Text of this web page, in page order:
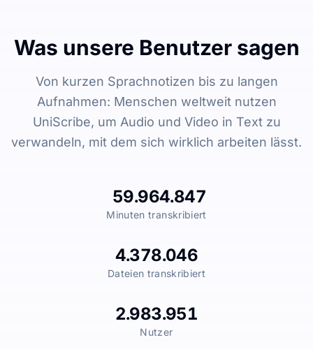
Was unsere Benutzer sagen
Von kurzen Sprachnotizen bis zu langen
Aufnahmen: Menschen weltweit nutzen
UniScribe, um Audio und Video in Text zu
verwandeln, mit dem sich wirklich arbeiten lässt.
59.964.847
Minuten transkribiert
4.378.046
Dateien transkribiert
2.983.951
Nutzer